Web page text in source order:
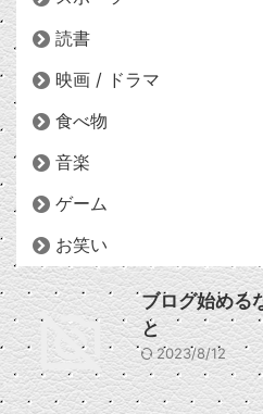
読書
映画 / ドラマ
食べ物
音楽
ゲーム
お笑い
ブログ始める
と
2023/8/12